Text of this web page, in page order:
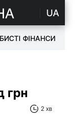
UA
ФІНАНСИ
грн
2 хв